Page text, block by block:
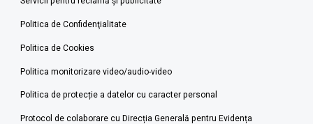
Politica de Confidenţialitate
Politica de Cookies
Politica monitorizare video/audio-video
Politica de protecție a datelor cu caracter personal
Protocol de colaborare cu Direcția Generală pentru Evidența